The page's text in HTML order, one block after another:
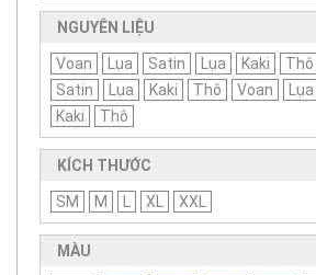
NGUYÊN LIỆU
Voan Lụa Satin Lụa Kaki Thô
Satin
Lụa Kaki Thô Voan Lụa
Kaki
Thô
KÍCH THƯỚC
SM M L XL XXL
MÀU